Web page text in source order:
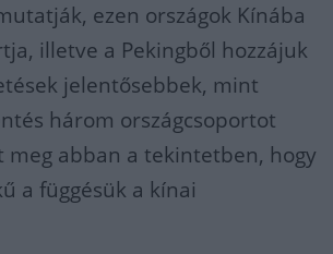
ezen országok Kínába
illetve a Pekingből hozzájuk
jelentősebbek, mint
három országcsoportot
abban a tekintetben, hogy
a függésük a kínai